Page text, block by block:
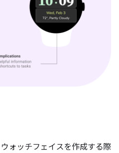
ォッチフェイスを作成する際